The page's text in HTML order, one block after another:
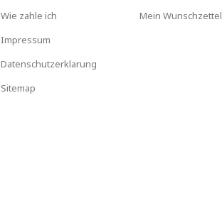
Wie zahle ich
Impressum
Datenschutzerklarung
Sitemap
Mein Wunschzettel